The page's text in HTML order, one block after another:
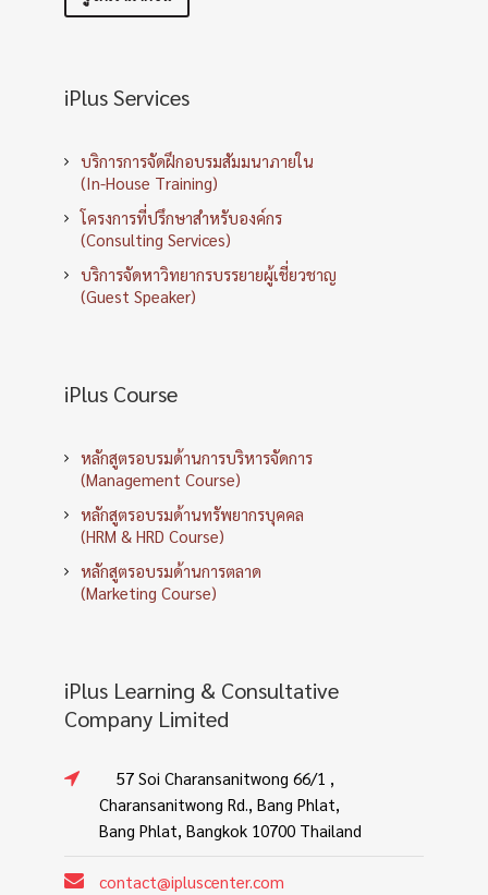
iPlus Services
บริการการจัดฝึกอบรมสัมมนาภายใน
(In-House Training)
โครงการที่ปรึกษาสำหรับองค์กร
(Consulting Services)
บริการจัดหาวิทยากรบรรยายผู้เชี่ยวชาญ
(Guest Speaker)
iPlus Course
หลักสูตรอบรมด้านการบริหารจัดการ
(Management Course)
หลักสูตรอบรมด้านทรัพยากรบุคคล
(HRM & HRD Course)
หลักสูตรอบรมด้านการตลาด
(Marketing Course)
iPlus Learning & Consultative
Company Limited
57 Soi Charansanitwong 66/1 ,
Charansanitwong Rd., Bang Phlat,
Bang Phlat, Bangkok 10700 Thailand
contact@ipluscenter.com